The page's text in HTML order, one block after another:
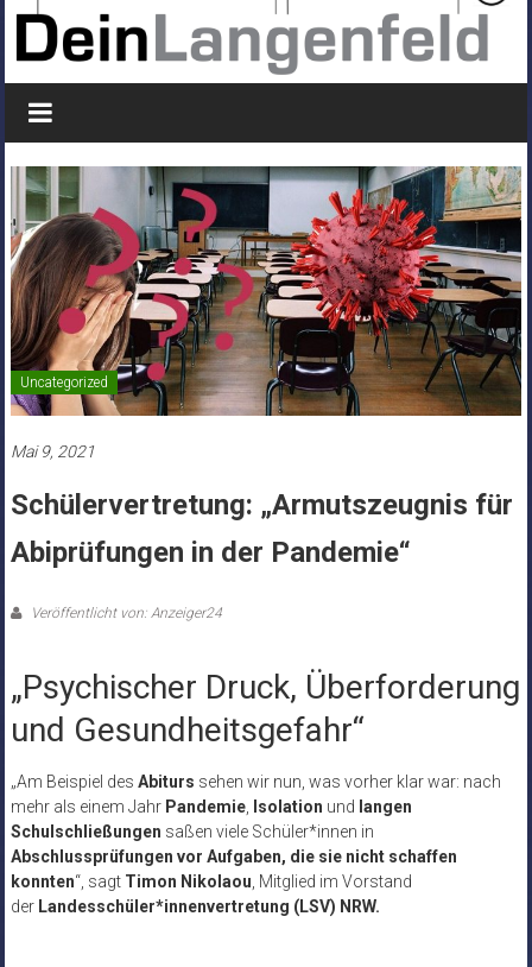
Uncategorized
Mai 9, 2021
Schülervertretung: „Armutszeugnis für
Abiprüfungen in der Pandemie“
Veröffentlicht von: Anzeiger24
„Psychischer Druck, Überforderung
und Gesundheitsgefahr“
„Am Beispiel des Abiturs sehen wir nun, was vorher klar war: nach
mehr als einem Jahr Pandemie, Isolation und langen
Schulschließungen saßen viele Schüler*innen in
Abschlussprüfungen vor Aufgaben, die sie nicht schaffen
konnten“, sagt Timon Nikolaou, Mitglied im Vorstand
der Landesschüler*innenvertretung (LSV) NRW.